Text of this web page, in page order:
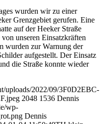
wurden wir zu einer
Grenzgebiet gerufen. Eine
auf der Heeker Straße
unseren Einsatzkräften
wurden zur Warnung der
aufgestellt. Der Einsatz
die Straße konnte wieder
uploads/2022/09/3F0D2EBC-
2048 1536 Dennis
wp-
Dennis